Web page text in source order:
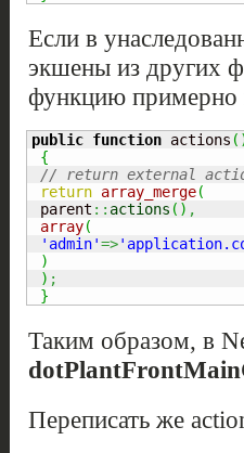
Если в
экшены из других
функцию примерно
public function actions (
{
// return external
return array_merge(
parent :: actions ( ) ,
array(
'admin'=>
)
) ;
}
Таким образом, в
Переписать же